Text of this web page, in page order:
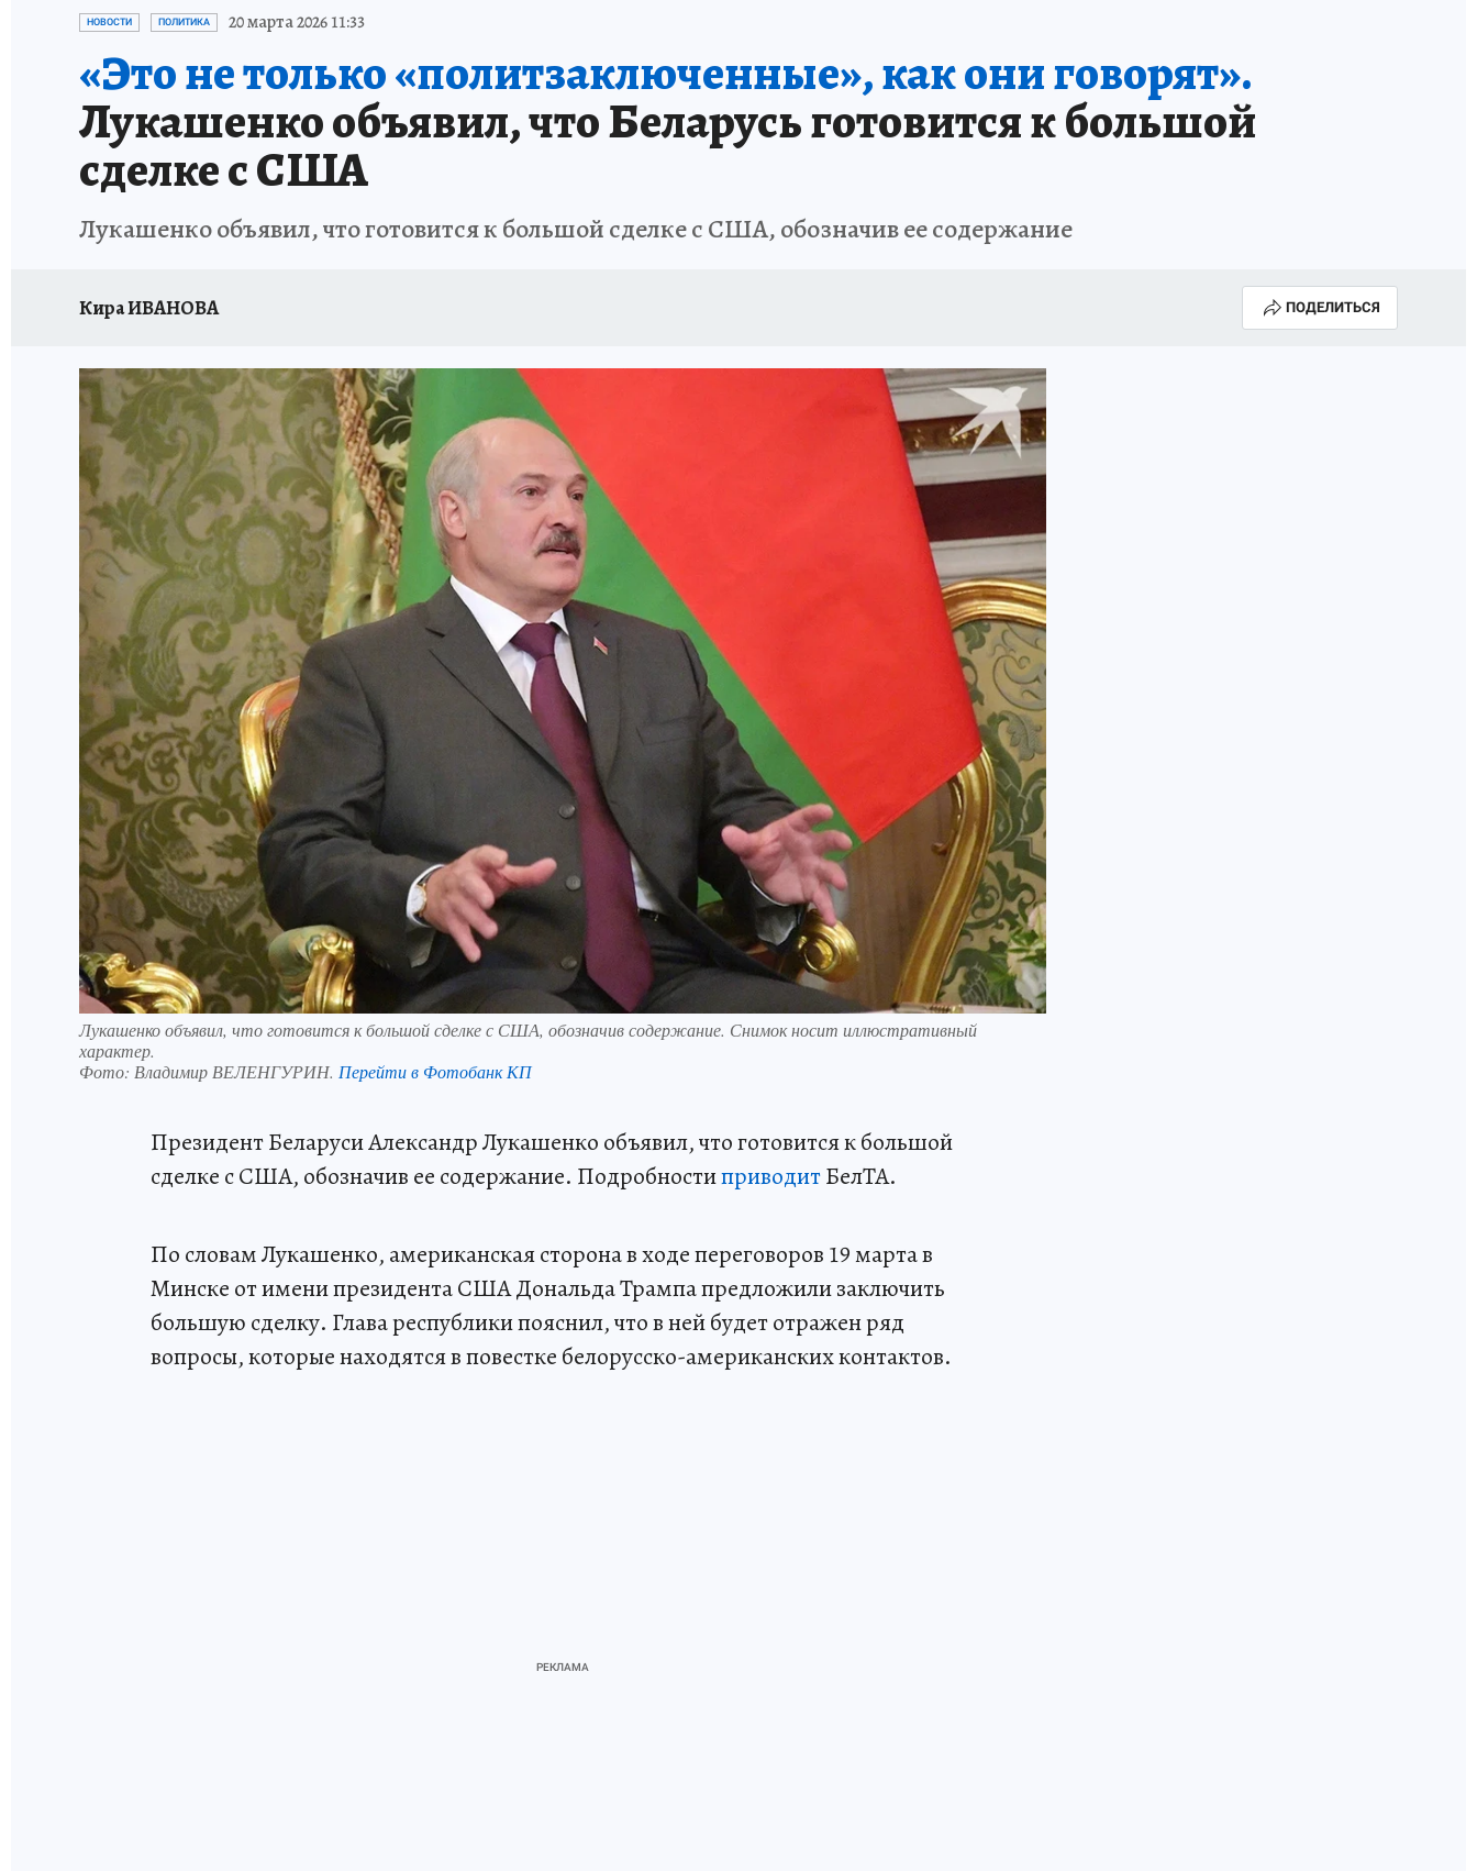
НОВОСТИ ПОЛИТИКА 20 марта 2026 11:33
«Это не только «политзаключенные», как они говорят».
Лукашенко объявил, что Беларусь готовится к большой
сделке с США
Лукашенко объявил, что готовится к большой сделке с США, обозначив ее содержание
Кира ИВАНОВА ПОДЕЛИТЬСЯ
Лукашенко объявил, что готовится к большой сделке с США, обозначив содержание. Снимок носит иллюстративный
характер.
Фото: Владимир ВЕЛЕНГУРИН. Перейти в Фотобанк КП
Президент Беларуси Александр Лукашенко объявил, что готовится к большой
сделке с США, обозначив ее содержание. ПодробностиприводитБелТА.
По словам Лукашенко, американская сторона в ходе переговоров 19 марта в
Минске от имени президента США Дональда Трампа предложили заключить
большую сделку. Глава республики пояснил, что в ней будет отражен ряд
вопросы, которые находятся в повестке белорусско-американских контактов.